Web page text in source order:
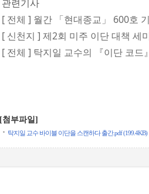
관련기사
[ 전체 ] 월간 「현대종교」 600호
[ 신천지 ] 제2회 미주 이단 대책 세
[ 전체 ] 탁지일 교수의 『이단 코드
[첨부파일]
탁지일 교수 바이블 이단을 스캔하다 출간.pdf (199.4KB)